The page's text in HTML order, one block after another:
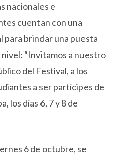
nacionales e
cuentan con una
para brindar una puesta
“Invitamos a nuestro
del Festival, a los
a ser partícipes de
los días 6, 7 y 8 de
6 de octubre, se